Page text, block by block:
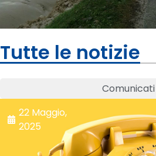
Tutte le notizie
Comunicati
22 Maggio,
2025